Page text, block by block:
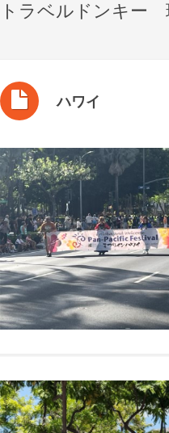
トラベルドンキー
ハワイ